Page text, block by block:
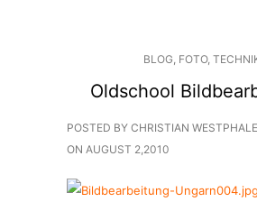
BLOG, FOTO,
Oldschool
POSTED BY CHRISTIAN
ON AUGUST 2,2010